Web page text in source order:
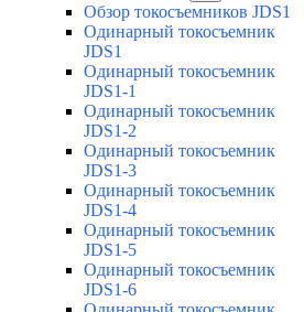
Обзор токосъемников JDS1
Одинарный токосъемник
JDS1
Одинарный токосъемник
JDS1-1
Одинарный токосъемник
JDS1-2
Одинарный токосъемник
JDS1-3
Одинарный токосъемник
JDS1-4
Одинарный токосъемник
JDS1-5
Одинарный токосъемник
JDS1-6